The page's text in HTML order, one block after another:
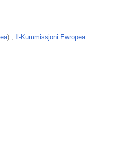
) , Il-Kummissjoni Ewropea